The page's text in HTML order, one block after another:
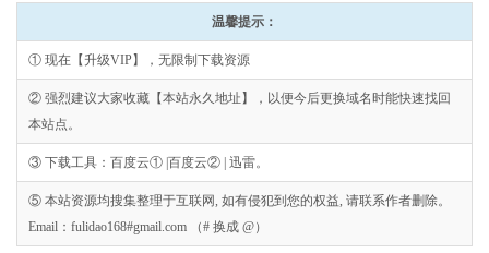
温馨提示：
① 现在【升级VIP】，无限制下载资源
② 强烈建议大家收藏【本站永久地址】，以便今后更换域名时能快速找回
本站点。
③ 下载工具：百度云① |百度云② | 迅雷。
⑤ 本站资源均搜集整理于互联网, 如有侵犯到您的权益, 请联系作者删除。
Email：fulidao168#gmail.com （# 换成 @）